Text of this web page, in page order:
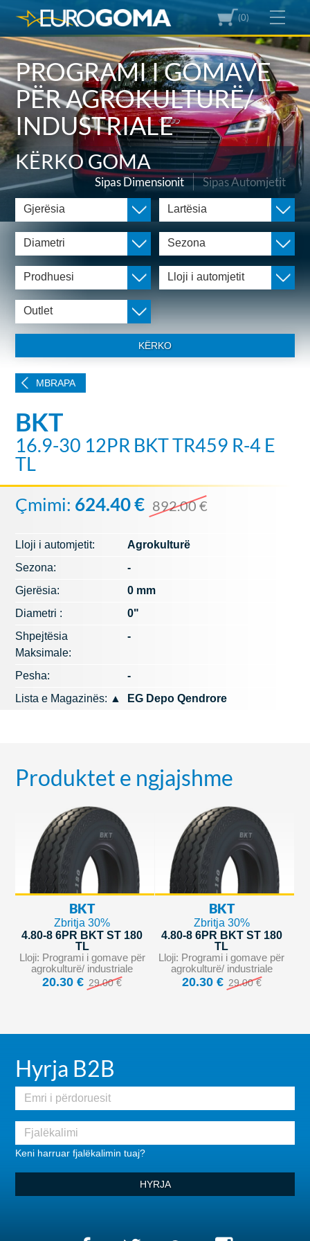
(0)
PROGRAMI I GOMAVE
PËR AGROKULTURË/
INDUSTRIALE
KËRKO GOMA
Sipas Dimensionit Sipas Automjetit
Gjerësia Lartësia
Diametri Sezona
Prodhuesi Lloji i automjetit
Outlet
KËRKO
MBRAPA
BKT
16.9-30 12PR BKT TR459 R-4 E
TL
Çmimi: 624.40 € 892.00 €
Lloji i automjetit:
Agrokulturë
Sezona:
-
Gjerësia:
0 mm
Diametri :
0"
Shpejtësia
Maksimale:
-
Pesha:
-
Lista e Magazinës: ▲ EG Depo Qendrore
Produktet e ngjajshme
BKT
Zbritja 30%
4.80-8 6PR BKT ST 180
TL
Lloji: Programi i gomave për
agrokulturë/ industriale
20.30 € 29.00 €
BKT
Zbritja 30%
4.80-8 6PR BKT ST 180
TL
Lloji: Programi i gomave për
agrokulturë/ industriale
20.30 € 29.00 €
Hyrja B2B
Keni harruar fjalëkalimin tuaj?
HYRJA